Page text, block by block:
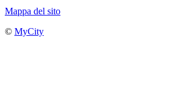
Mappa del sito
© MyCity